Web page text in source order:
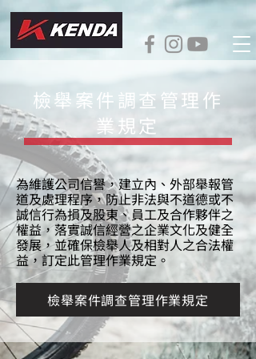
檢舉案件調查管理作
業規定
為維護公司信譽，建立內、外部舉報管
道及處理程序，防止非法與不道德或不
誠信行為損及股東、員工及合作夥伴之
權益，落實誠信經營之企業文化及健全
發展，並確保檢舉人及相對人之合法權
益，訂定此管理作業規定。
檢舉案件調查管理作業規定